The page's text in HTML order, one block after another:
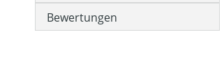
Bewertungen